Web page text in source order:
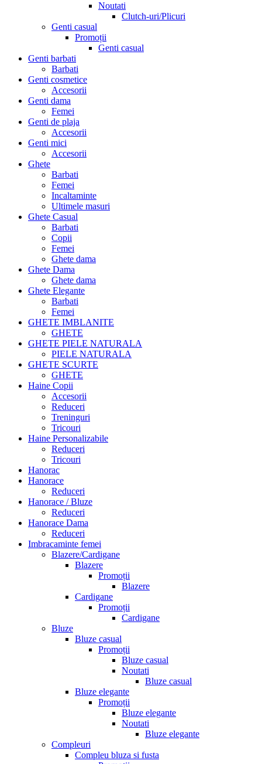
Noutati
Clutch-uri/Plicuri
Genti casual
Promoții
Genti casual
Genti barbati
Barbati
Genti cosmetice
Accesorii
Genti dama
Femei
Genti de plaja
Accesorii
Genti mici
Accesorii
Ghete
Barbati
Femei
Incaltaminte
Ultimele masuri
Ghete Casual
Barbati
Copii
Femei
Ghete dama
Ghete Dama
Ghete dama
Ghete Elegante
Barbati
Femei
GHETE IMBLANITE
GHETE
GHETE PIELE NATURALA
PIELE NATURALA
GHETE SCURTE
GHETE
Haine Copii
Accesorii
Reduceri
Treninguri
Tricouri
Haine Personalizabile
Reduceri
Tricouri
Hanorac
Hanorace
Reduceri
Hanorace / Bluze
Reduceri
Hanorace Dama
Reduceri
Imbracaminte femei
Blazere/Cardigane
Blazere
Promoții
Blazere
Cardigane
Promoții
Cardigane
Bluze
Bluze casual
Promoții
Bluze casual
Noutati
Bluze casual
Bluze elegante
Promoții
Bluze elegante
Noutati
Bluze elegante
Compleuri
Compleu bluza si fusta